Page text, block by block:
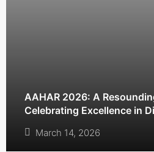
AAHAR 2026: A
Celebrating Excellence in
March 14, 2026